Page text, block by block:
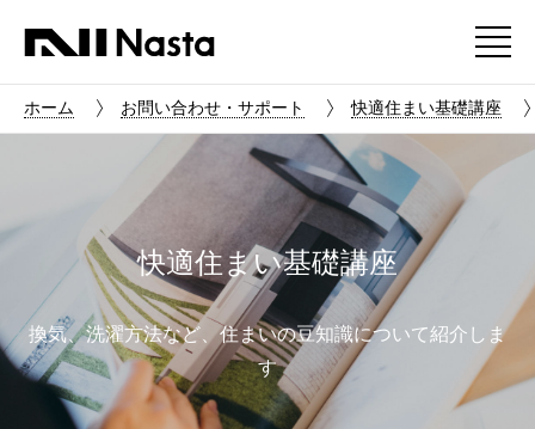
ホーム お問い合わせ・サポート 快適住まい基礎講座
快適住まい基礎講座
換気、洗濯方法など、住まいの豆知識について紹介しま
す